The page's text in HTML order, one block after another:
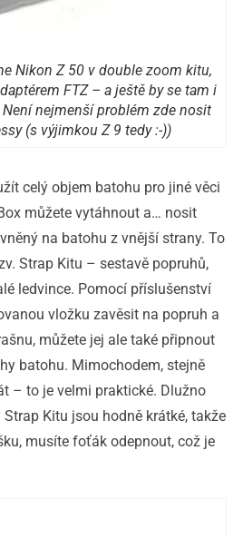
Nikon Z 50 v double zoom kitu,
FTZ – a ještě by se tam i
nejmenší problém zde nosit
(s výjimkou Z 9 tedy :-))
celý objem batohu pro jiné věci
můžete vytáhnout a… nosit
na batohu z vnější strany. To
Strap Kitu – sestavě popruhů,
ledvince. Pomocí příslušenství
vložku zavěsit na popruh a
můžete jej ale také připnout
batohu. Mimochodem, stejně
– to je velmi praktické. Dlužno
Kitu jsou hodně krátké, takže
musíte foťák odepnout, což je